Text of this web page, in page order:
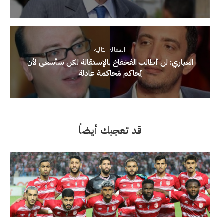
المقالة التالية
العياري: لن أطالب الفخفاخ بالإستقالة لكن سأسعى لأن
يُحاكم مُحاكمة عادلة
قد تعجبك أيضاً